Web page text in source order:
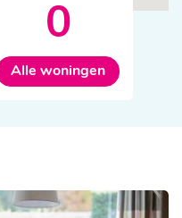
0
Alle woningen